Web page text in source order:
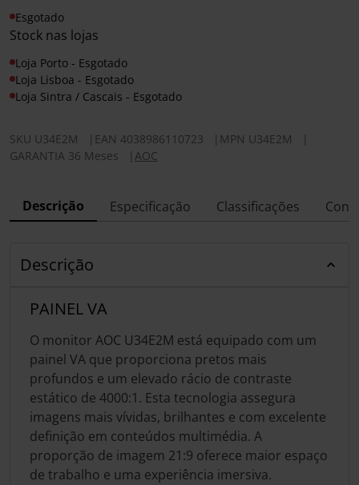
Esgotado
Stock nas lojas
Loja Porto - Esgotado
Loja Lisboa - Esgotado
Loja Sintra / Cascais - Esgotado
SKU U34E2M EAN 4038986110723 MPN U34E2M
GARANTIA 36 Meses
AOC
Descrição Especificação Classificações
Descrição
PAINEL VA
O monitor AOC U34E2M está equipado com um
painel VA que proporciona pretos mais
profundos e um elevado rácio de contraste
estático de 4000:1. Esta tecnologia assegura
imagens mais vívidas, brilhantes e com excelente
definição em conteúdos multimédia. A
proporção de imagem 21:9 oferece maior espaço
de trabalho e uma experiência imersiva.